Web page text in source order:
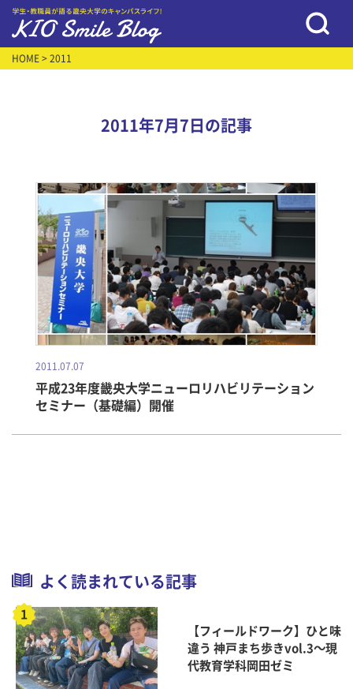
HOME > 2011
2011年7月7日の記事
2011.07.07
平成23年度畿央大学ニューロリハビリテーション
セミナー（基礎編）開催
よく読まれている記事
【フィールドワーク】ひと味
違う 神戸まち歩きvol.3～現
代教育学科岡田ゼミ